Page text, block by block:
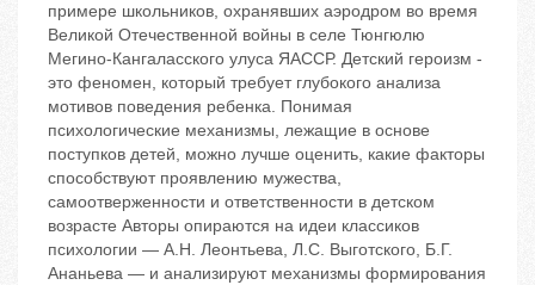
примере школьников, охранявших аэродром во время
Великой Отечественной войны в селе Тюнгюлю
Мегино-Кангаласского улуса ЯАССР. Детский героизм -
это феномен, который требует глубокого анализа
мотивов поведения ребенка. Понимая
психологические механизмы, лежащие в основе
поступков детей, можно лучше оценить, какие факторы
способствуют проявлению мужества,
самоотверженности и ответственности в детском
возрасте Авторы опираются на идеи классиков
психологии — А.Н. Леонтьева, Л.С. Выготского, Б.Г.
Ананьева — и анализируют механизмы формирования